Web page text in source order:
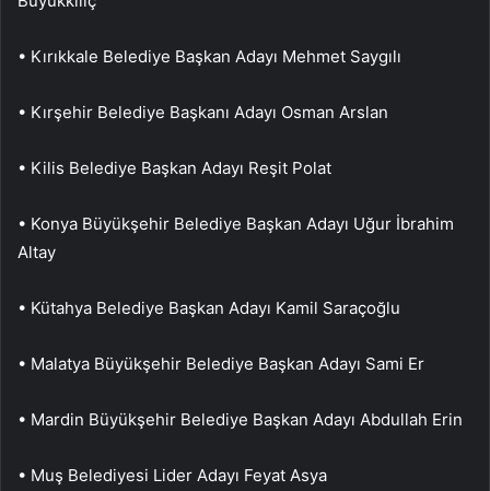
• Kırıkkale Belediye Başkan Adayı Mehmet Saygılı
• Kırşehir Belediye Başkanı Adayı Osman Arslan
• Kilis Belediye Başkan Adayı Reşit Polat
• Konya Büyükşehir Belediye Başkan Adayı Uğur İbrahim
Altay
• Kütahya Belediye Başkan Adayı Kamil Saraçoğlu
• Malatya Büyükşehir Belediye Başkan Adayı Sami Er
• Mardin Büyükşehir Belediye Başkan Adayı Abdullah Erin
• Muş Belediyesi Lider Adayı Feyat Asya